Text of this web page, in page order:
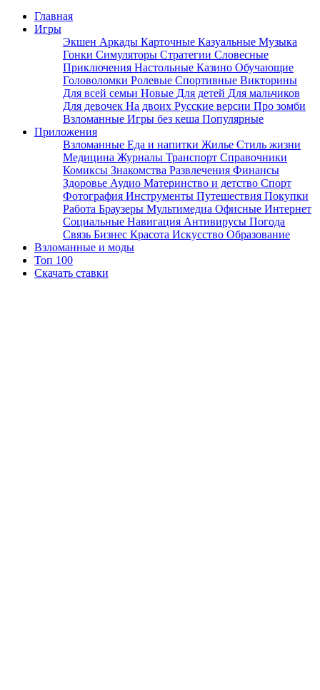
Главная
Игры
Экшен Аркады Карточные Казуальные Музыка
Гонки Симуляторы Стратегии Словесные
Приключения Настольные Казино Обучающие
Головоломки Ролевые Спортивные Викторины
Для всей семьи Новые Для детей Для мальчиков
Для девочек На двоих Русские версии Про зомби
Взломанные Игры без кеша Популярные
Приложения
Взломанные Еда и напитки Жилье Стиль жизни
Медицина Журналы Транспорт Справочники
Комиксы Знакомства Развлечения Финансы
Здоровье Аудио Материнство и детство Спорт
Фотография Инструменты Путешествия Покупки
Работа Браузеры Мультимедиа Офисные Интернет
Социальные Навигация Антивирусы Погода
Связь Бизнес Красота Искусство Образование
Взломанные и моды
Топ 100
Скачать ставки